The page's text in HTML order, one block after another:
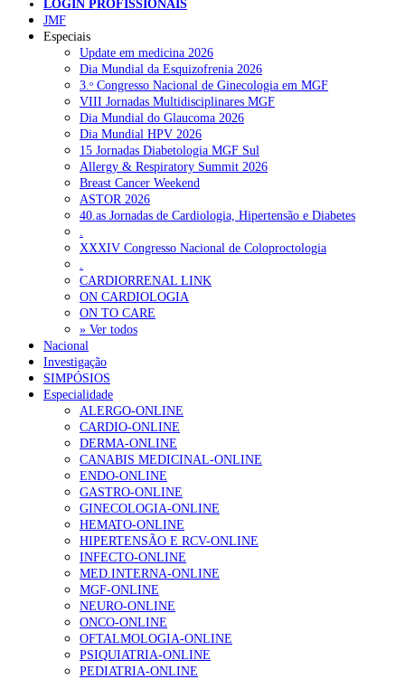
NOTÍCIAS RECENTES
Quase 11.900 jovens recorreram aos cheques psicólogo e
nutricionista no primeiro mês 7 de Agosto, 2026
ULS de Coimbra estreia cirurgia endoscópica do ouvido com
apoio robótico em Portugal
Enfermeiros exigem esclarecimentos sobre eventual gestão
privada da ULS do Algarve
Ordem dos Médicos alerta para riscos no novo sistema de acesso
a consultas e cirurgias
Portugal está a formar os médicos de que precisa?
2026
NOTÍCIAS MAIS LIDAS
Enfermagem Forense. “Da urgência ao tribunal, cada
gesto conta e cada profissional faz a diferença”
203 visualizações
1.º Episódio do Podcast “Frequência Cardio – Sintoniza-
te na Insuficiência Cardíaca” da Bayer
169 visualizações
LOGIN PROFISSIONAIS
JMF
Especiais
Update em medicina 2026
Dia Mundial da Esquizofrenia 2026
3.ᵒ Congresso Nacional de Ginecologia em MGF
VIII Jornadas Multidisciplinares MGF
Dia Mundial do Glaucoma 2026
Dia Mundial HPV 2026
15 Jornadas Diabetologia MGF Sul
Allergy & Respiratory Summit 2026
Breast Cancer Weekend
ASTOR 2026
40.as Jornadas de Cardiologia, Hipertensão e Diabetes
.
XXXIV Congresso Nacional de Coloproctologia
.
CARDIORRENAL LINK
ON CARDIOLOGIA
ON TO CARE
» Ver todos
Nacional
Investigação
SIMPÓSIOS
Especialidade
ALERGO-ONLINE
CARDIO-ONLINE
DERMA-ONLINE
CANABIS MEDICINAL-ONLINE
ENDO-ONLINE
GASTRO-ONLINE
GINECOLOGIA-ONLINE
HEMATO-ONLINE
HIPERTENSÃO E RCV-ONLINE
INFECTO-ONLINE
MED.INTERNA-ONLINE
MGF-ONLINE
NEURO-ONLINE
ONCO-ONLINE
OFTALMOLOGIA-ONLINE
PSIQUIATRIA-ONLINE
PEDIATRIA-ONLINE